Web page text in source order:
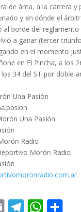
de área, a la carrera
y en dónde el
borde del
a ganar (tercer
en el momento
en El Pincha, a los
34 del ST por doble
Una Pasión
Una Pasión
Radio
Morón Radio
com.ar
E T W